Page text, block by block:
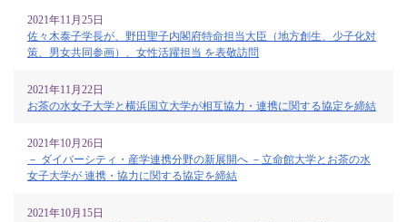
2021年11月25日
佐々木泰子学長が、野田聖子内閣府特命担当大臣（地方創生、少子化対
策、男女共同参画）、女性活躍担当 を表敬訪問
2021年11月22日
お茶の水女子大学と横浜国立大学が相互協力・連携に関する協定を締結
2021年10月26日
－ ダイバーシティ・産学連携分野の新展開へ －立命館大学とお茶の水
女子大学が 連携・協力に関する協定を締結
2021年10月15日